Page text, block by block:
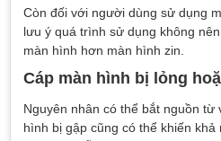
Còn đối với người dùng sử dụng
lưu ý quá trình sử dụng không
màn hình hơn màn hình zin.
Cáp màn hình bị lỏng
Nguyên nhân có thể bắt nguồn từ
hình bị gập cũng có thể khiến